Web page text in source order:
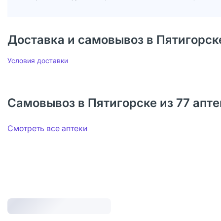
Доставка и самовывоз в
Условия доставки
Самовывоз в Пятигорске из 77
Смотреть все аптеки